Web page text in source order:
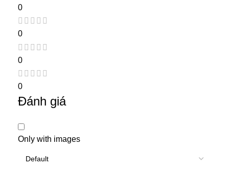
0
0
0
0
Đánh giá
Only with images